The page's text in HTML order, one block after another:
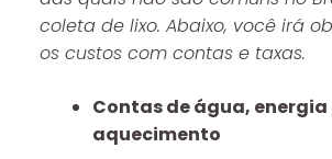
coleta de lixo. Abaixo, você irá
os custos com contas e taxas.
Contas de água, energia
aquecimento